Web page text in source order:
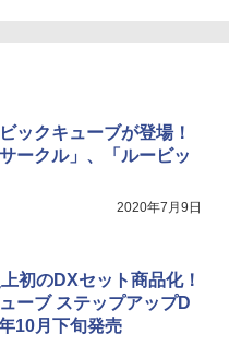
S.H.フィギュアー
THE GHOST IN THE SHE
約140mm PVC&ABS製 塗
ィギュア
Order アルトリア・
分け済みプラモデル
仕上材 B603
ックキューブが登場！
ークル」、「ルービッ
2020年7月9日
初のDXセット商品化！
ーブ ステップアップD
10月下旬発売